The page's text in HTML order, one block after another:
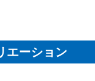
エーション